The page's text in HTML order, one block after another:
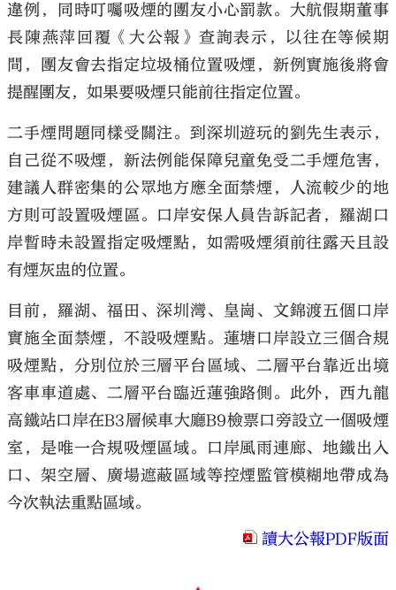
違例，同時叮囑吸煙的團友小心罰款。大航假期董事
長陳燕萍回覆《大公報》查詢表示，以往在等候期
間，團友會去指定垃圾桶位置吸煙，新例實施後將會
提醒團友，如果要吸煙只能前往指定位置。
二手煙問題同樣受關注。到深圳遊玩的劉先生表示，
自己從不吸煙，新法例能保障兒童免受二手煙危害，
建議人群密集的公眾地方應全面禁煙，人流較少的地
方則可設置吸煙區。口岸安保人員告訴記者，羅湖口
岸暫時未設置指定吸煙點，如需吸煙須前往露天且設
有煙灰盅的位置。
目前，羅湖、福田、深圳灣、皇崗、文錦渡五個口岸
實施全面禁煙，不設吸煙點。蓮塘口岸設立三個合規
吸煙點，分別位於三層平台區域、二層平台靠近出境
客車車道處、二層平台臨近蓮強路側。此外，西九龍
高鐵站口岸在B3層候車大廳B9檢票口旁設立一個吸煙
室，是唯一合規吸煙區域。口岸風雨連廊、地鐵出入
口、架空層、廣場遮蔽區域等控煙監管模糊地帶成為
今次執法重點區域。
讀大公報PDF版面